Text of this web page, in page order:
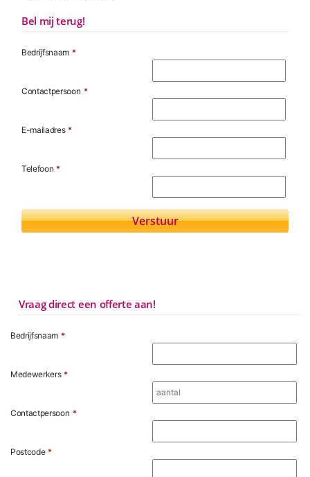
Bel mij terug!
Bedrijfsnaam *
Contactpersoon *
E-mailadres *
Telefoon *
Vraag direct een offerte aan!
Bedrijfsnaam *
Medewerkers *
Contactpersoon *
Postcode *